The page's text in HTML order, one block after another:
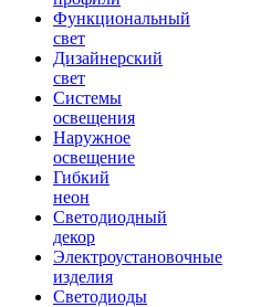
Функциональный
свет
Дизайнерский
свет
Системы
освещения
Наружное
освещение
Гибкий
неон
Светодиодный
декор
Электроустановочные
изделия
Светодиоды